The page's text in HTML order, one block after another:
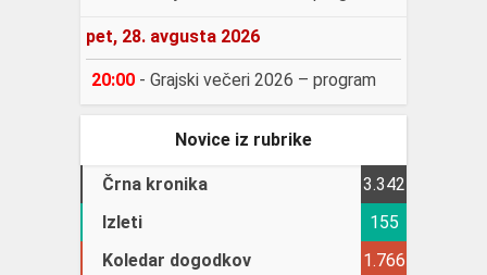
pet, 28. avgusta 2026
20:00 - Grajski večeri 2026 – program
Novice iz rubrike
Črna kronika
3.342
Izleti
155
Koledar dogodkov
1.766